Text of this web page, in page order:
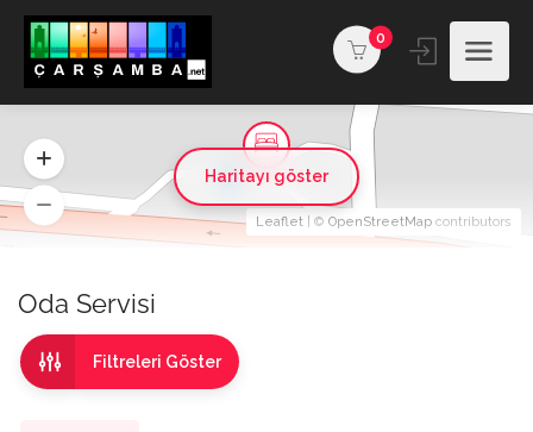
0
Oda Servisi
Filtreleri Göster
Leaflet | © OpenStreetMap contributors
Haritayı göster